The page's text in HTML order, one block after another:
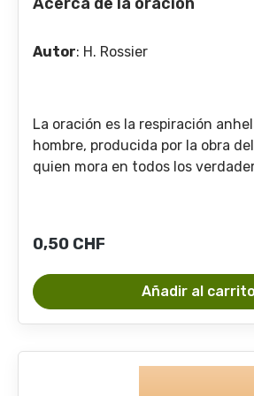
Autor: H. Rossier
La oración es la respiración
hombre, producida por la obra
quien mora en todos los
dependencia.
Precio normal:
0,50 CHF
Añadir al carrito